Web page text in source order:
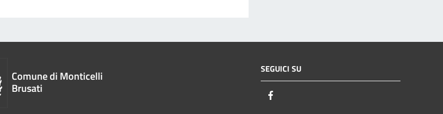
Comune di Monticelli
Brusati
SEGUICI SU